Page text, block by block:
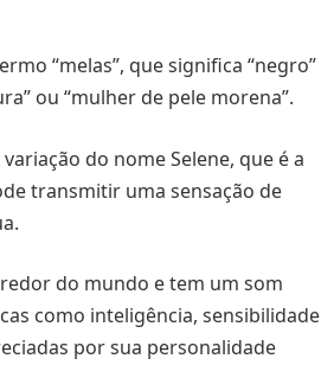
“melas”, que significa “negro”
ou “mulher de pele morena”.
do nome Selene, que é a
transmitir uma sensação de
do mundo e tem um som
como inteligência, sensibilidade
por sua personalidade